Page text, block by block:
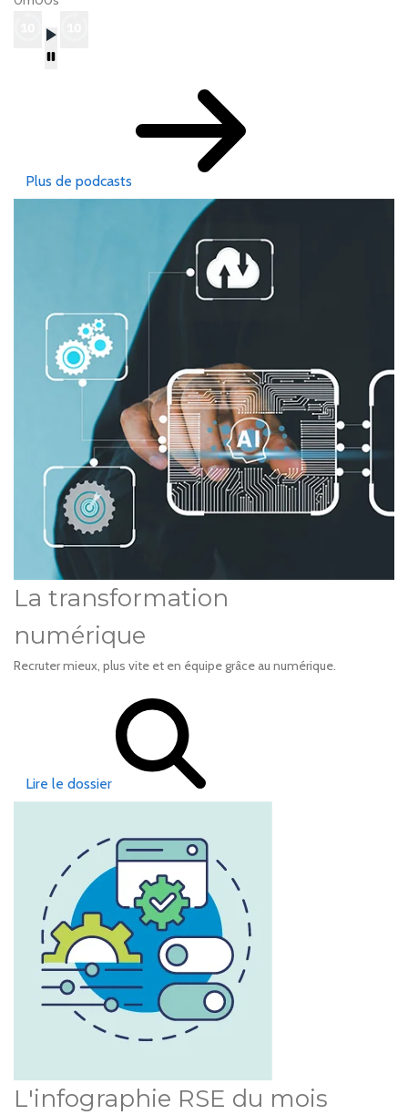
Plus de podcasts
La transformation
numérique
Recruter mieux, plus vite et en équipe grâce au numérique.
Lire le dossier
L'infographie RSE du mois